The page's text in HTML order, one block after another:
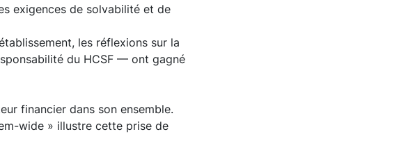
exigences de solvabilité et de
les réflexions sur la
du HCSF — ont gagné
financier dans son ensemble.
wide » illustre cette prise de